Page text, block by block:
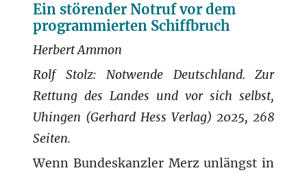
Ein störender Notruf vor dem
programmierten Schiffbruch
Herbert Ammon
Rolf Stolz: Notwende Deutschland. Zur
Rettung des Landes und vor sich selbst,
Uhingen (Gerhard Hess Verlag) 2025, 268
Seiten.
Wenn Bundeskanzler Merz unlängst in